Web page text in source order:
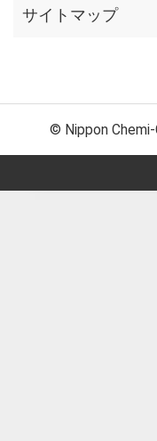
サイトマップ
© Nippon